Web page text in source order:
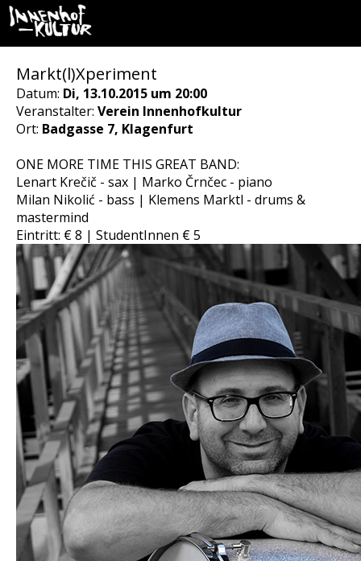
Markt(l)Xperiment
Datum: Di, 13.10.2015 um 20:00
Veranstalter: Verein Innenhofkultur
Ort: Badgasse 7, Klagenfurt
ONE MORE TIME THIS GREAT BAND:
Lenart Krečič - sax | Marko Črnčec - piano
Milan Nikolić - bass | Klemens Marktl - drums &
mastermind
Eintritt: € 8 | StudentInnen € 5